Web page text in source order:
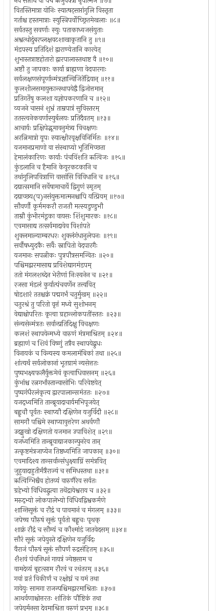
वितस्तिमात्रा योनिः स्यात्षट्सप्तांगुलि विस्तृता
गर्ताश्च हस्तमात्राः स्युस्त्रिपर्वोच्छ्रितमेखलाः ॥८॥
सर्वतस्तु सवर्णाः स्युः पताकाध्वजसंयुताः
अश्वत्थोदुंबरप्लक्षवटशाखाकृतानि तु ॥९॥
मंडपस्य प्रतिदिशं द्वाराण्येतानि कारयेत्
शुभास्तत्राष्टहोतारो द्वारपालास्तथाष्ट वै ॥१०॥
अष्टौ तु जापकाः कार्या ब्राह्मणा वेदपारगाः
सर्वलक्षणसंपूर्णान्मंत्रज्ञान्विजितेंद्रियान् ॥११॥
कुलशीलसमायुक्तान्स्थापयेद्वै द्विजोत्तमान्
प्रतिगर्तेषु कलशा यज्ञोपकरणानि च ॥१२॥
व्यजने चासनं शुभ्रं ताम्रपात्रं सुविस्तरम्
ततस्त्वनेकवर्णास्युर्बलयः प्रतिदैवतम् ॥१३॥
आचार्यः प्रक्षिपेद्भूमावनुमंत्र्य विचक्षणः
अरत्निमात्रो यूपः स्यात्क्षीरवृक्षविनिर्मितः ॥१४॥
यजमानप्रमाणो वा संस्थाप्यो भूतिमिच्छता
हेमालंकारिणः कार्याः पंचविंशति ऋत्विजः ॥१५॥
कुंडलानि च हैमानि केयूरकटकानि च
तथांगुलिपवित्राणि वासांसि विविधानि च ॥१६॥
दद्यात्समानि सर्वेषामाचार्ये द्विगुणं स्मृतम्
दद्याच्छय(प)नसंयुक्तमात्मनश्चापि यत्प्रियम् ॥१७॥
सौवर्णौ कूर्ममकरौ राजतौ मत्स्यडुण्डुभौ
ताम्रौ कुंभीरमंडूका वायसः शिंशुमारकः ॥१८॥
एवमासाद्य तत्सर्वमादावेव विशांपते
शुक्लमाल्याम्बरधरः शुक्लंगंधानुलेपनः ॥१९॥
सर्वौषध्युदकैः सर्वैः स्नापितो वेदपारगैः
यजमानः सपत्नीकः पुत्रपौत्रसमन्वितः ॥२०॥
पश्चिमद्वारमासाद्य प्रविशेद्यागमंडपम्
ततो मंगलशब्देन भेरीणां निःस्वनेन च ॥२१॥
रजसा मंडलं कुर्यात्पंचवर्णेन तत्त्ववित्
षोडशारं ततश्चक्रं पद्मगर्भं चतुर्मुखम् ॥२२॥
चतुरश्रं तु परितो वृत्तं मध्ये सुशोभनम्
वेद्याश्चोपरितः कृत्वा ग्रहान्लोकपतींस्ततः ॥२३॥
संन्यसेन्मंत्रतः सर्वान्प्रतिदिक्षु विचक्षणः
कलशं स्थापयेन्मध्ये वारुणं मंत्रमाश्रितम् ॥२४॥
ब्रह्माणं च शिवं विष्णुं तत्रैव स्थापयेद्बुधः
विनायकं च विन्यस्य कमलामंबिकां तथा ॥२५॥
शांत्यर्थं सर्वलोकानां भूतग्रामं न्यसेत्ततः
पुष्पभक्ष्यफलैर्युक्तमेवं कृत्वाधिवासनम् ॥२६॥
कुंभांश्च रत्नगर्भांस्तान्वासोभिः परिवेष्टयेत्
पुष्पगंधैरलंकृत्य द्वारपालान्समंततः ॥२७॥
यजद्ध्वमिति तान्ब्रूयादाचार्यमभिपूजयेत्
बह्वृचौ पूर्वतः स्थाप्यौ दक्षिणेन यजुर्विदौ ॥२८॥
सामगौ पश्चिमे स्थाप्यावुत्तरेण अथर्वणौ
उदङ्मुखो दक्षिणतो यजमान उपाविशेत् ॥२९॥
यजध्वमिति तान्ब्रूयाद्याजकान्पुनरेव तान्
उत्कृष्टमंत्रजाप्येन तिष्ठध्वमिति जापकान् ॥३०॥
एवमादिश्य तान्सर्वान्संधुक्ष्याग्निं समंत्रवित्
जुहुयादाहुतीर्मंत्रैराज्यं च समिधस्तथा ॥३१॥
ऋत्विग्भिश्चैव होतव्यं वारुणैरेव सर्वतः
ग्रहेभ्यो विधिवद्धुत्वा तथेंद्रायेश्वराय च ॥३२॥
मरुद्भ्यो लोकपालेभ्यो विधिवद्विश्वकर्मणे
शान्तिसूक्तं च रौद्रं च पावमानं च मंगलम् ॥३३॥
जपेच्च पौरुषं सूक्तं पूर्वतो बह्वृचः पृथक्
शाक्रं रौद्रं च सौम्यं च कौश्मांडं जातवेदसम् ॥३४॥
सौरं सूक्तं जपेयुस्ते दक्षिणेन यजुर्विदः
वैराजं पौरुषं सूक्तं सौपर्णं रुद्रसंहितम् ॥३५॥
शैशवं पंचनिधनं गायत्रं ज्येष्ठसाम च
वामदेव्यं बृहत्साम रौरवं च रथंतरम् ॥३६॥
गवां व्रतं विकीर्णं च रक्षोघ्नं च यमं तथा
गायेयुः सामगा राजन्पश्चिमद्वारमाश्रिताः ॥३७॥
आथर्वणाश्चोत्तरतः शांतिकं पौष्टिकं तथा
जपेयुर्मनसा देवमाश्रिता वरुणं प्रभुम् ॥३८॥